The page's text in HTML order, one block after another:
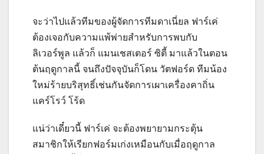
จะว่าไปแล้วทีมของผู้จัดการทีมดาเนี่ยล ฟาร์เค่
ต้องเจอกับความแพ้พ่ายสำหรับการพบกับ
ลิเวอร์พูล แล้วก็ แมนเชสเตอร์ ซิตี้ มาแล้วในตอน
ต้นฤดูกาลนี้ จนถึงปัจจุบันก็โดน วัตฟอร์ด ทีมน้อง
ใหม่ร้ายบริสุทธิ์เช่นกันจัดการเผาเครื่องคาถิ่น
แคร์โรว์ โร้ด
แน่ว่าเดี๋ยวนี้ ฟาร์เค่ จะต้องพยายามกระตุ้น
สมาชิกให้เรียกฟอร์มเก่งเหมือนกับเมื่อฤดูกาล